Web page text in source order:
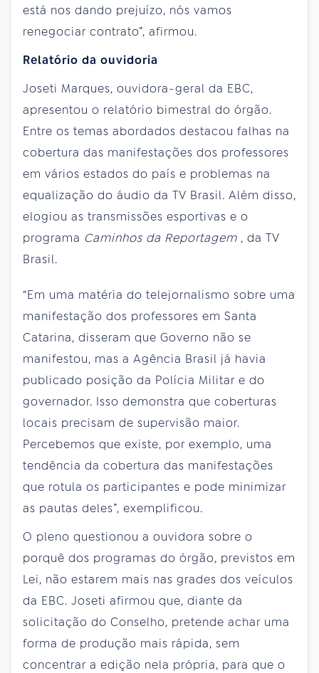
está nos dando prejuízo, nós vamos
renegociar contrato”, afirmou.
Relatório da ouvidoria
Joseti Marques, ouvidora-geral da EBC,
apresentou o relatório bimestral do órgão.
Entre os temas abordados destacou falhas na
cobertura das manifestações dos professores
em vários estados do país e problemas na
equalização do áudio da TV Brasil. Além disso,
elogiou as transmissões esportivas e o
programa Caminhos da Reportagem , da TV
Brasil.
“Em uma matéria do telejornalismo sobre uma
manifestação dos professores em Santa
Catarina, disseram que Governo não se
manifestou, mas a Agência Brasil já havia
publicado posição da Polícia Militar e do
governador. Isso demonstra que coberturas
locais precisam de supervisão maior.
Percebemos que existe, por exemplo, uma
tendência da cobertura das manifestações
que rotula os participantes e pode minimizar
as pautas deles”, exemplificou.
O pleno questionou a ouvidora sobre o
porquê dos programas do órgão, previstos em
Lei, não estarem mais nas grades dos veículos
da EBC. Joseti afirmou que, diante da
solicitação do Conselho, pretende achar uma
forma de produção mais rápida, sem
concentrar a edição nela própria, para que o